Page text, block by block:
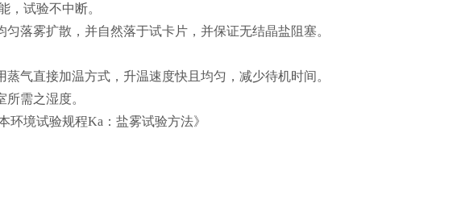
，试验不中断。
落雾扩散，并自然落于试卡片，并保证无结晶盐阻塞。
气直接加温方式，升温速度快且均匀，减少待机时间。
需之湿度。
环境试验规程Ka：盐雾试验方法》